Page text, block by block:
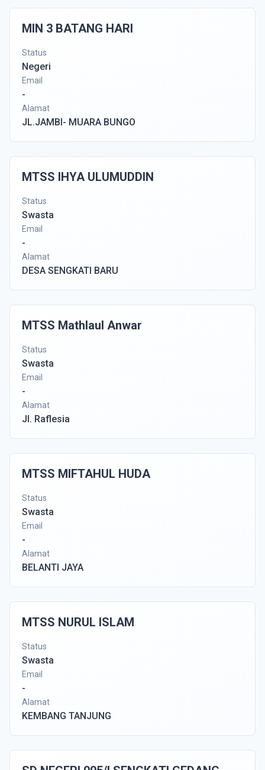
MIN 3 BATANG HARI
Status
Negeri
Email
-
Alamat
JL.JAMBI- MUARA BUNGO
MTSS IHYA ULUMUDDIN
Status
Swasta
Email
-
Alamat
DESA SENGKATI BARU
MTSS Mathlaul Anwar
Status
Swasta
Email
-
Alamat
Jl. Raflesia
MTSS MIFTAHUL HUDA
Status
Swasta
Email
-
Alamat
BELANTI JAYA
MTSS NURUL ISLAM
Status
Swasta
Email
-
Alamat
KEMBANG TANJUNG